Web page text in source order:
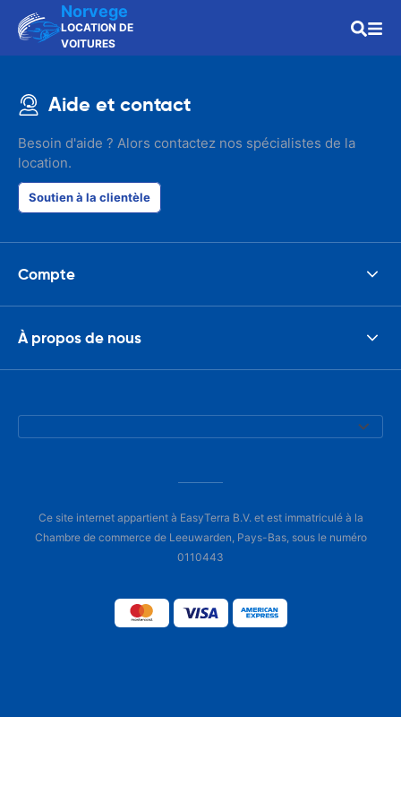
Norvege
LOCATION DE
VOITURES
Aide et contact
Besoin d'aide ? Alors contactez nos spécialistes de la
location.
Soutien à la clientèle
Compte
À propos de nous
Ce site internet appartient à EasyTerra B.V. et est immatriculé à la
Chambre de commerce de Leeuwarden, Pays-Bas, sous le numéro
0110443